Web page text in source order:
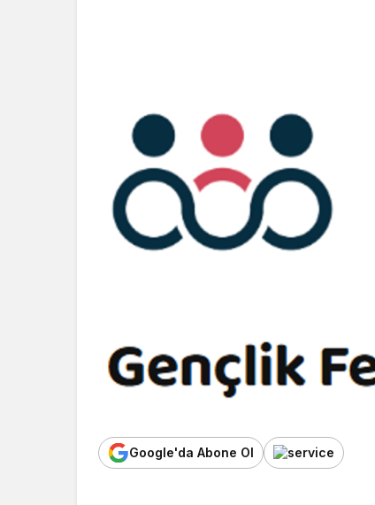
Google'da Abone Ol